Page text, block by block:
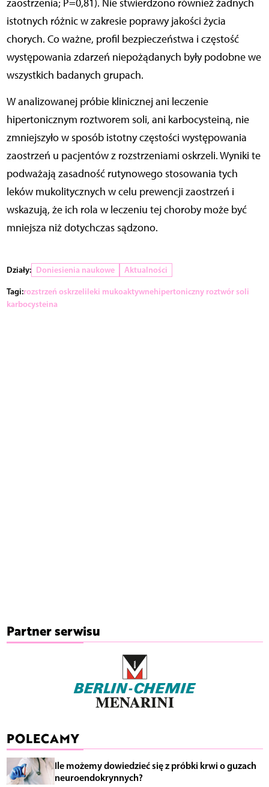
zaostrzenia; P=0,81). Nie stwierdzono również żadnych
istotnych różnic w zakresie poprawy jakości życia
chorych. Co ważne, profil bezpieczeństwa i częstość
występowania zdarzeń niepożądanych były podobne we
wszystkich badanych grupach.
W analizowanej próbie klinicznej ani leczenie
hipertonicznym roztworem soli, ani karbocysteiną, nie
zmniejszyło w sposób istotny częstości występowania
zaostrzeń u pacjentów z rozstrzeniami oskrzeli. Wyniki te
podważają zasadność rutynowego stosowania tych
leków mukolitycznych w celu prewencji zaostrzeń i
wskazują, że ich rola w leczeniu tej choroby może być
mniejsza niż dotychczas sądzono.
Działy: Doniesienia naukowe
Aktualności
Tagi:rozstrzeń oskrzelileki mukoaktywnehipertoniczny roztwór soli
karbocysteina
Partner serwisu
POLECAMY
Ile możemy dowiedzieć się z próbki krwi o guzach
neuroendokrynnych?